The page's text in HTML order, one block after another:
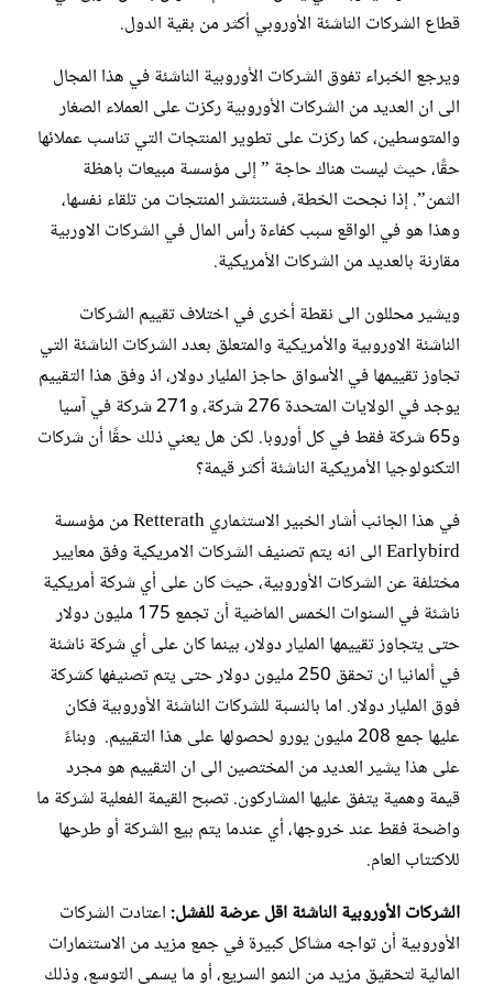
قطاع الشركات الناشئة الأوروبي أكثر من بقية الدول.
ويرجع الخبراء تفوق الشركات الأوروبية الناشئة في هذا المجال
الى ان العديد من الشركات الأوروبية ركزت على العملاء الصغار
والمتوسطين، كما ركزت على تطوير المنتجات التي تناسب عملائها
حقًا، حيث ليست هناك حاجة ” إلى مؤسسة مبيعات باهظة
الثمن”. إذا نجحت الخطة، فستنتشر المنتجات من تلقاء نفسها،
وهذا هو في الواقع سبب كفاءة رأس المال في الشركات الاوربية
مقارنة بالعديد من الشركات الأمريكية.
ويشير محللون الى نقطة أخرى في اختلاف تقييم الشركات
الناشئة الاوروبية والأمريكية والمتعلق بعدد الشركات الناشئة التي
تجاوز تقييمها في الأسواق حاجز المليار دولار، اذ وفق هذا التقييم
يوجد في الولايات المتحدة 276 شركة، و271 شركة في آسيا
و65 شركة فقط في كل أوروبا. لكن هل يعني ذلك حقًا أن شركات
التكنولوجيا الأمريكية الناشئة أكثر قيمة؟
في هذا الجانب أشار الخبير الاستثماري Retterath من مؤسسة
Earlybird الى انه يتم تصنيف الشركات الامريكية وفق معايير
مختلفة عن الشركات الأوروبية، حيث كان على أي شركة أمريكية
ناشئة في السنوات الخمس الماضية أن تجمع 175 مليون دولار
حتى يتجاوز تقييمها المليار دولار، بينما كان على أي شركة ناشئة
في ألمانيا ان تحقق 250 مليون دولار حتى يتم تصنيفها كشركة
فوق المليار دولار. اما بالنسبة للشركات الناشئة الأوروبية فكان
عليها جمع 208 مليون يورو لحصولها على هذا التقييم. وبناءً
على هذا يشير العديد من المختصين الى ان التقييم هو مجرد
قيمة وهمية يتفق عليها المشاركون. تصبح القيمة الفعلية لشركة ما
واضحة فقط عند خروجها، أي عندما يتم بيع الشركة أو طرحها
للاكتتاب العام.
الشركات الأوروبية الناشئة اقل عرضة للفشل:اعتادت الشركات
الأوروبية أن تواجه مشاكل كبيرة في جمع مزيد من الاستثمارات
المالية لتحقيق مزيد من النمو السريع، أو ما يسمى التوسع، وذلك